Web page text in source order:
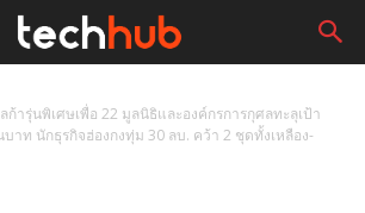
ก้ารุ่นพิเศษเพื่อ 22 มูลนิธิและองค์กรการกุศลทะลุเป้า
าท นักธุรกิจฮ่องกงทุ่ม 30 ลบ. คว้า 2 ชุดทั้งเหลือง-